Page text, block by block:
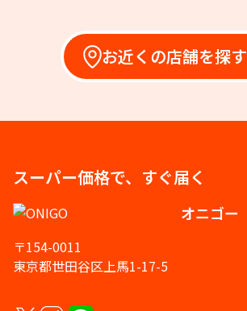
お近くの店舗を探す
スーパー価格で、すぐ届く
オニゴー
〒154-0011
東京都世田谷区上馬1-17-5